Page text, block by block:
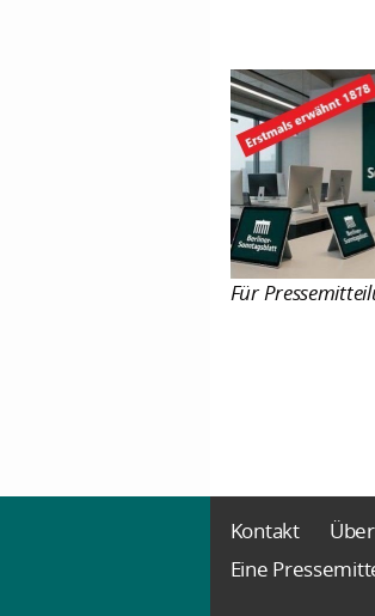
Für
Kontakt
Eine